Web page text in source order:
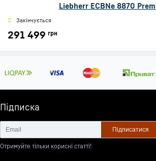
Liebherr ECBNe 8870
Закінчується
291 499 грн
Підписка
Підписатися
Отримуйте тільки корисні статті!